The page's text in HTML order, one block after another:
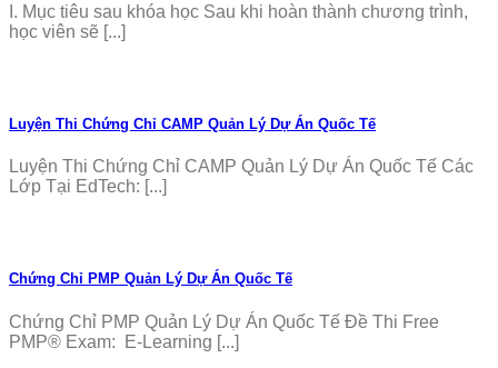
I. Mục tiêu sau khóa học Sau khi hoàn thành chương trình,
học viên sẽ [...]
Luyện Thi Chứng Chỉ CAMP Quản Lý Dự Án Quốc Tế
Luyện Thi Chứng Chỉ CAMP Quản Lý Dự Án Quốc Tế Các
Lớp Tại EdTech: [...]
Chứng Chỉ PMP Quản Lý Dự Án Quốc Tế
Chứng Chỉ PMP Quản Lý Dự Án Quốc Tế Đề Thi Free
PMP® Exam: E-Learning [...]